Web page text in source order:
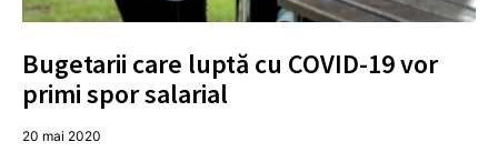
Bugetarii care luptă cu COVID-19 vor
primi spor salarial
20 mai 2020